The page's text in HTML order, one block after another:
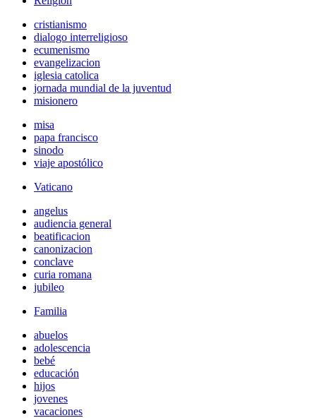
cristianismo
dialogo interreligioso
ecumenismo
evangelizacion
iglesia catolica
jornada mundial de la juventud
misionero
misa
papa francisco
sinodo
viaje apostólico
Vaticano
angelus
audiencia general
beatificacion
canonizacion
conclave
curia romana
jubileo
Familia
abuelos
adolescencia
bebé
educación
hijos
jovenes
vacaciones